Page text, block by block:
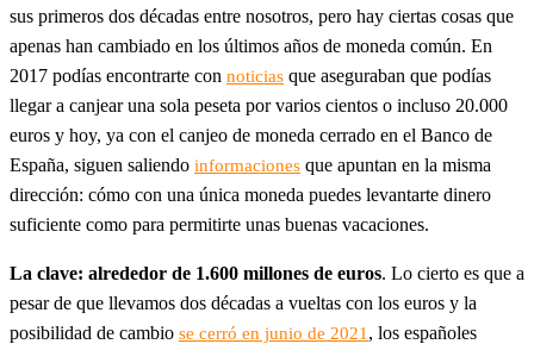
sus primeros dos décadas entre nosotros, pero hay ciertas cosas que
apenas han cambiado en los últimos años de moneda común. En
2017 podías encontrarte con noticias que aseguraban que podías
llegar a canjear una sola peseta por varios cientos o incluso 20.000
euros y hoy, ya con el canjeo de moneda cerrado en el Banco de
España, siguen saliendo informaciones que apuntan en la misma
dirección: cómo con una única moneda puedes levantarte dinero
suficiente como para permitirte unas buenas vacaciones.
La clave: alrededor de 1.600 millones de euros. Lo cierto es que a
pesar de que llevamos dos décadas a vueltas con los euros y la
posibilidad de cambio se cerró en junio de 2021 , los españoles